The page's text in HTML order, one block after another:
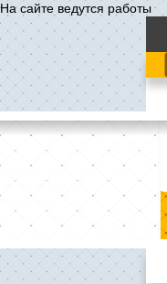
На сайте ведутся работы